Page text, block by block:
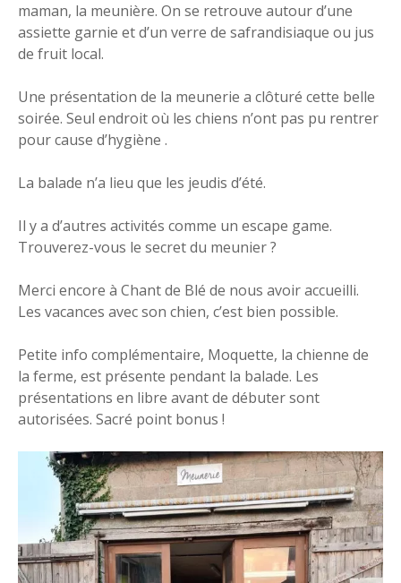
maman, la meunière. On se retrouve autour d’une
assiette garnie et d’un verre de safrandisiaque ou jus
de fruit local.
Une présentation de la meunerie a clôturé cette belle
soirée. Seul endroit où les chiens n’ont pas pu rentrer
pour cause d’hygiène .
La balade n’a lieu que les jeudis d’été.
Il y a d’autres activités comme un escape game.
Trouverez-vous le secret du meunier ?
Merci encore à Chant de Blé de nous avoir accueilli.
Les vacances avec son chien, c’est bien possible.
Petite info complémentaire, Moquette, la chienne de
la ferme, est présente pendant la balade. Les
présentations en libre avant de débuter sont
autorisées. Sacré point bonus !